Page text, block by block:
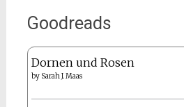
Goodreads
Dornen und Rosen
by Sarah J. Maas